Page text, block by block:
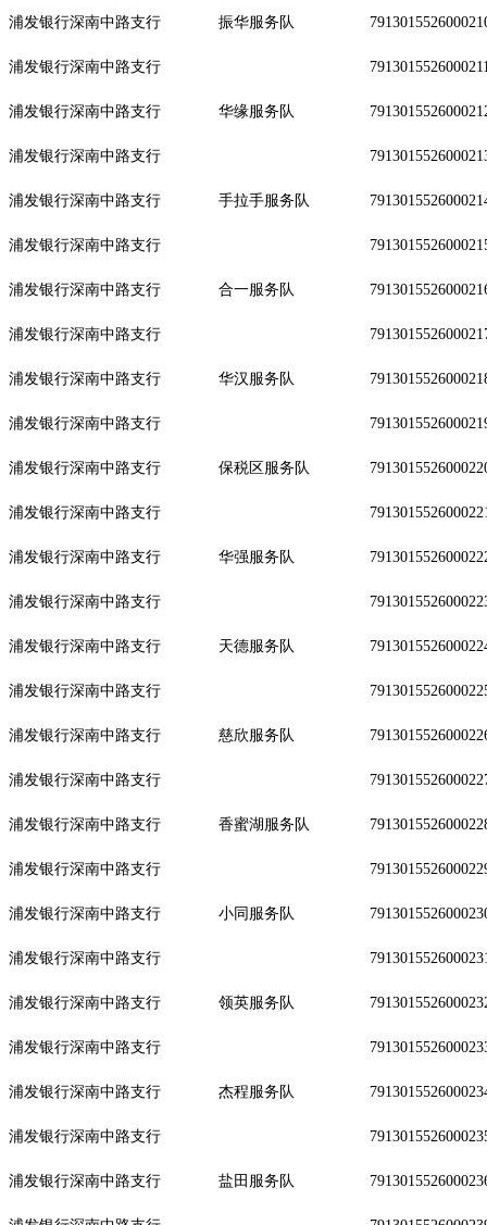
浦发银行深南中路支行 振华服务队
浦发银行深南中路支行
浦发银行深南中路支行 华缘服务队
浦发银行深南中路支行
浦发银行深南中路支行 手拉手服务队
浦发银行深南中路支行
浦发银行深南中路支行 合一服务队
浦发银行深南中路支行
浦发银行深南中路支行 华汉服务队
浦发银行深南中路支行
浦发银行深南中路支行 保税区服务队
浦发银行深南中路支行
浦发银行深南中路支行 华强服务队
浦发银行深南中路支行
浦发银行深南中路支行 天德服务队
浦发银行深南中路支行
浦发银行深南中路支行 慈欣服务队
浦发银行深南中路支行
浦发银行深南中路支行 香蜜湖服务队
浦发银行深南中路支行
浦发银行深南中路支行 小同服务队
浦发银行深南中路支行
浦发银行深南中路支行 领英服务队
浦发银行深南中路支行
浦发银行深南中路支行 杰程服务队
浦发银行深南中路支行
浦发银行深南中路支行 盐田服务队